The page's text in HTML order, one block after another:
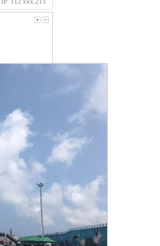
IP: 112.xxx.215